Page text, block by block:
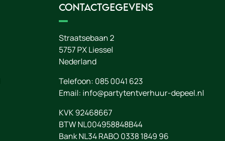
Contactgegevens
Straatsebaan 2
5757 PXLiessel
Nederland
Telefoon: 085 0041 623
Email: info@partytentverhuur-depeel.nl
KVK 92468667
BTW NL004958848B44
Bank NL34 RABO 0338 1849 96